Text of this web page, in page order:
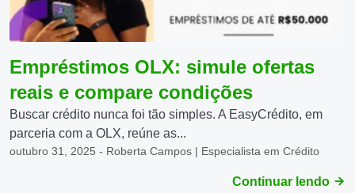
Empréstimos OLX: simule ofertas
reais e compare condições
Buscar crédito nunca foi tão simples. A EasyCrédito, em
parceria com a OLX, reúne as...
outubro 31, 2025 - Roberta Campos | Especialista em Crédito
Continuar lendo